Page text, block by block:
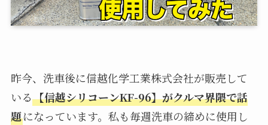
昨今、洗車後に信越化学工業株式会社が販売して
いる【信越シリコーンKF-96】がクルマ界隈で話
題になっています。私も毎週洗車の締めに使用し